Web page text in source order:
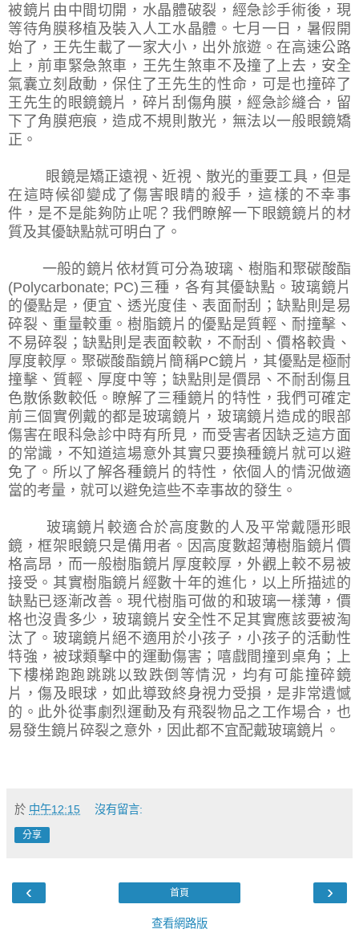
被鏡片由中間切開，水晶體破裂，經急診手術後，現
等待角膜移植及裝入人工水晶體。七月一日，暑假開
始了，王先生載了一家大小，出外旅遊。在高速公路
上，前車緊急煞車，王先生煞車不及撞了上去，安全
氣囊立刻啟動，保住了王先生的性命，可是也撞碎了
王先生的眼鏡鏡片，碎片刮傷角膜，經急診縫合，留
下了角膜疤痕，造成不規則散光，無法以一般眼鏡矯
正。
眼鏡是矯正遠視、近視、散光的重要工具，但是
在這時候卻變成了傷害眼睛的殺手，這樣的不幸事
件，是不是能夠防止呢？我們瞭解一下眼鏡鏡片的材
質及其優缺點就可明白了。
一般的鏡片依材質可分為玻璃、樹脂和聚碳酸酯
(Polycarbonate; PC)三種，各有其優缺點。玻璃鏡片
的優點是，便宜、透光度佳、表面耐刮；缺點則是易
碎裂、重量較重。樹脂鏡片的優點是質輕、耐撞擊、
不易碎裂；缺點則是表面較軟，不耐刮、價格較貴、
厚度較厚。聚碳酸酯鏡片簡稱PC鏡片，其優點是極耐
撞擊、質輕、厚度中等；缺點則是價昂、不耐刮傷且
色散係數較低。瞭解了三種鏡片的特性，我們可確定
前三個實例戴的都是玻璃鏡片，玻璃鏡片造成的眼部
傷害在眼科急診中時有所見，而受害者因缺乏這方面
的常識，不知道這場意外其實只要換種鏡片就可以避
免了。所以了解各種鏡片的特性，依個人的情況做適
當的考量，就可以避免這些不幸事故的發生。
玻璃鏡片較適合於高度數的人及平常戴隱形眼
鏡，框架眼鏡只是備用者。因高度數超薄樹脂鏡片價
格高昂，而一般樹脂鏡片厚度較厚，外觀上較不易被
接受。其實樹脂鏡片經數十年的進化，以上所描述的
缺點已逐漸改善。現代樹脂可做的和玻璃一樣薄，價
格也沒貴多少，玻璃鏡片安全性不足其實應該要被淘
汰了。玻璃鏡片絕不適用於小孩子，小孩子的活動性
特強，被球類擊中的運動傷害；嘻戲間撞到桌角；上
下樓梯跑跑跳跳以致跌倒等情況，均有可能撞碎鏡
片，傷及眼球，如此導致終身視力受損，是非常遺憾
的。此外從事劇烈運動及有飛裂物品之工作場合，也
易發生鏡片碎裂之意外，因此都不宜配戴玻璃鏡片。
於 中午12:15 沒有留言:
分享
‹ ›
首頁
查看網路版